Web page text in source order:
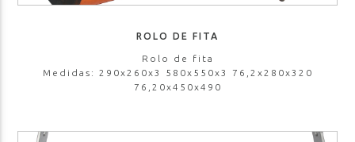
ROLO DE FITA
Rolo de fita
Medidas: 290x260x3 580x550x3 76,2x280x320
76,20x450x490